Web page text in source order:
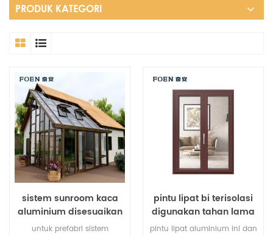
PRODUK KATEGORI
sistem sunroom kaca
aluminium disesuaikan
untuk prefabri sistem
pintu lipat bi terisolasi
digunakan tahan lama
untuk hotel tepi laut
pintu lipat aluminium ini dan